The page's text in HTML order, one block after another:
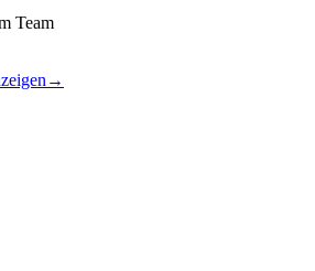
Team
→